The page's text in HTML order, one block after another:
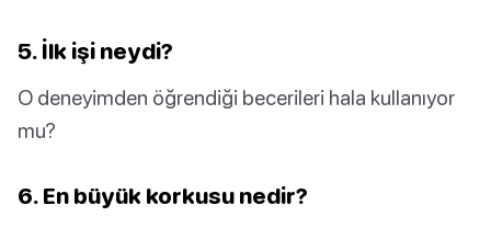
5. İlk işi neydi?
O deneyimden öğrendiği becerileri hala kullanıyor
mu?
6. En büyük korkusu nedir?